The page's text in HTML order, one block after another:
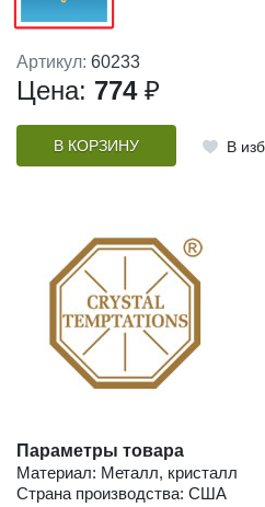
Артикул: 60233
Цена: 774 ₽
В КОРЗИНУ В
Параметры товара
Материал: Металл, кристалл
Страна производства: США